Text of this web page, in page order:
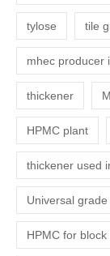
tylose tile
mhec producer
thickener
HPMC plant
thickener used
Universal grade
HPMC for